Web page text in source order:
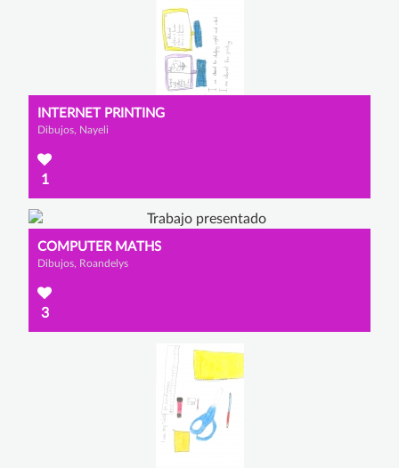
INTERNET PRINTING
Dibujos, Nayeli
1
COMPUTER MATHS
Dibujos, Roandelys
3